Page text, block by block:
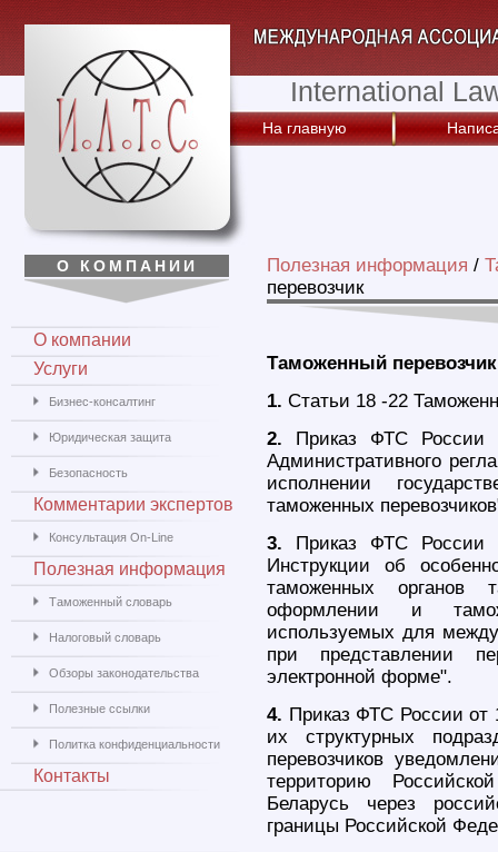
International
На главную
Полезная информация /
перевозчик
Таможенный перевозчик
1. Статьи 18 -22
2. Приказ ФТС России
Административного
исполнении
таможенных
3. Приказ ФТС России
Инструкции об
таможенных органов
оформлении и
используемых для
при представлении
электронной форме".
4. Приказ ФТС России от
их структурных
перевозчиков
территорию
Беларусь через
границы Российской
О КОМПАНИИ
О компании
Услуги
Бизнес-консалтинг
Юридическая защита
Безопасность
Комментарии экспертов
Консультация On-Line
Полезная информация
Таможенный словарь
Налоговый словарь
Обзоры законодательства
Полезные ссылки
Политка конфиденциальности
Контакты